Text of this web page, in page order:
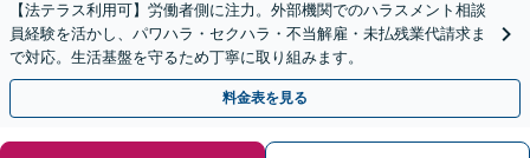
【法テラス利用可】労働者側に注力。外部機関でのハラスメント相談
員経験を活かし、パワハラ・セクハラ・不当解雇・未払残業代請求ま
で対応。生活基盤を守るため丁寧に取り組みます。
料金表を見る